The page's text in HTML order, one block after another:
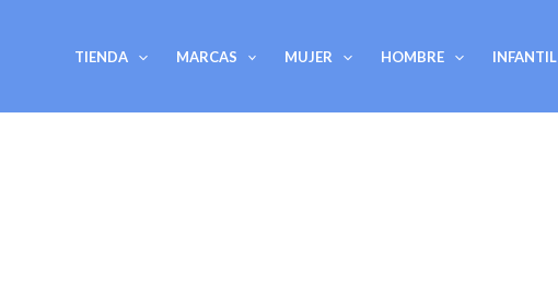
TIENDA MARCAS MUJER HOMBRE INFANTIL